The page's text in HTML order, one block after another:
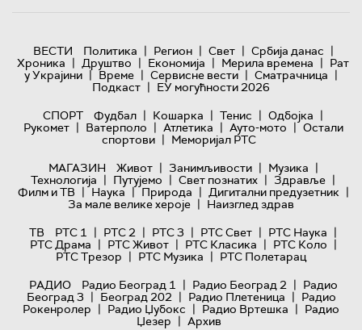
ВЕСТИ Политика | Регион | Свет | Србија данас |
Хроника | Друштво | Економија | Мерила времена | Рат
у Украјини | Време | Сервисне вести | Сматрачница |
Подкаст | ЕУ могућности 2026
СПОРТ
Фудбал | Кошарка | Тенис | Одбојка |
Рукомет | Ватерполо | Атлетика | Ауто-мото | Остали
спортови | Меморијал РТС
МАГАЗИН
Живот | Занимљивости | Музика |
Технологијa | Путујемо | Свет познатих | Здравље |
Филм и ТВ | Наука | Природа | Дигитални предузетник |
За мале велике хероје | Наизглед здрав
ТВ
РТС 1 | РТС 2 | РТС 3 | РТС Свет | РТС Наука |
РТС Драма | РТС Живот | РТС Класика | РТС Коло |
РТС Трезор | РТС Музика | РТС Полетарац
РАДИО
Радио Београд 1 | Радио Београд 2 | Радио
Београд 3 | Београд 202 | Радио Плетеница | Радио
Рокенролер | Радио Џубокс | Радио Вртешка | Радио
Џезер | Архив